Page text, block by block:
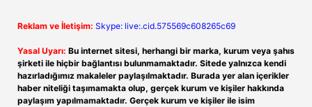
Reklam ve İletişim: Skype: live:.cid.575569c608265c69
Yasal Uyarı: Bu internet sitesi, herhangi bir marka, kurum veya şahıs
şirketi ile hiçbir bağlantısı bulunmamaktadır. Sitede yalnızca kendi
hazırladığımız makaleler paylaşılmaktadır. Burada yer alan içerikler
haber niteliği taşımamakta olup, gerçek kurum ve kişiler hakkında
paylaşım yapılmamaktadır. Gerçek kurum ve kişiler ile isim